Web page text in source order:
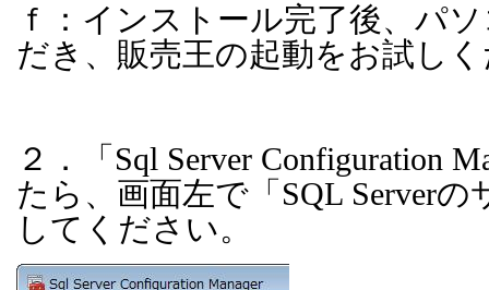
ｆ：インストール完了後、パ
だき、販売王の起動をお試し
２．「 Sql Server Configuration
たら、画面左で「 SQL Serverの
してください。